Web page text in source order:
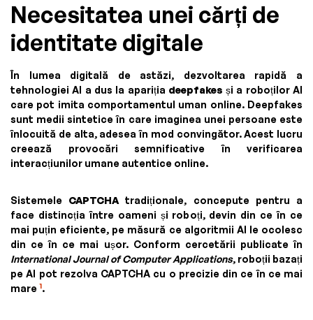
Necesitatea unei cărți de
identitate digitale
În lumea digitală de astăzi, dezvoltarea rapidă a
tehnologiei AI a dus la apariția deepfakes și a roboților AI
care pot imita comportamentul uman online. Deepfakes
sunt medii sintetice în care imaginea unei persoane este
înlocuită de alta, adesea în mod convingător. Acest lucru
creează provocări semnificative în verificarea
interacțiunilor umane autentice online.
Sistemele CAPTCHA tradiționale, concepute pentru a
face distincția între oameni și roboți, devin din ce în ce
mai puțin eficiente, pe măsură ce algoritmii AI le ocolesc
din ce în ce mai ușor. Conform cercetării publicate în
International Journal of Computer Applications, roboții bazați
pe AI pot rezolva CAPTCHA cu o precizie din ce în ce mai
mare 1.